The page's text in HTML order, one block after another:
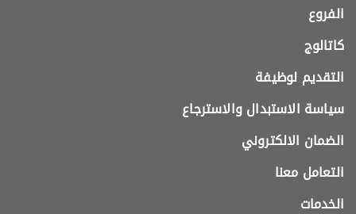
الفروع
كاتالوج
التقديم لوظيفة
سياسة الاستبدال والاسترجاع
الضمان الالكتروني
التعامل معنا
الخدمات